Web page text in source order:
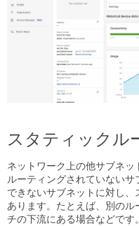
スタティックル
ネットワーク上の他サブネ
ルーティングされていない
できないサブネットに対し
あります。たとえば、別のル
チの下流にある場合などです。